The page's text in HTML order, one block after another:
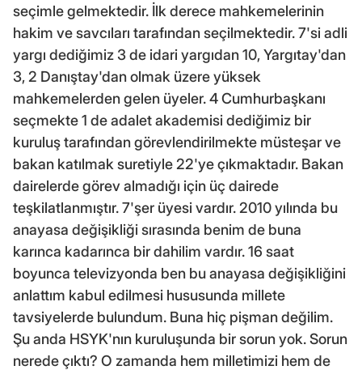
seçimle gelmektedir. İlk derece mahkemelerinin
hakim ve savcıları tarafından seçilmektedir. 7'si adli
yargı dediğimiz 3 de idari yargıdan 10, Yargıtay'dan
3, 2 Danıştay'dan olmak üzere yüksek
mahkemelerden gelen üyeler. 4 Cumhurbaşkanı
seçmekte 1 de adalet akademisi dediğimiz bir
kuruluş tarafından görevlendirilmekte müsteşar ve
bakan katılmak suretiyle 22'ye çıkmaktadır. Bakan
dairelerde görev almadığı için üç dairede
teşkilatlanmıştır. 7'şer üyesi vardır. 2010 yılında bu
anayasa değişikliği sırasında benim de buna
karınca kadarınca bir dahilim vardır. 16 saat
boyunca televizyonda ben bu anayasa değişikliğini
anlattım kabul edilmesi hususunda millete
tavsiyelerde bulundum. Buna hiç pişman değilim.
Şu anda HSYK'nın kuruluşunda bir sorun yok. Sorun
nerede çıktı? O zamanda hem milletimizi hem de